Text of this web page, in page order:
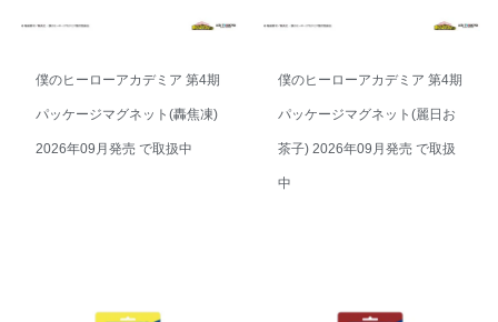
僕のヒーローアカデミア 第4期
パッケージマグネット(轟焦凍)
2026年09月発売 で取扱中
僕のヒーローアカデミア 第4期
パッケージマグネット(麗日お
茶子) 2026年09月発売 で取扱
中